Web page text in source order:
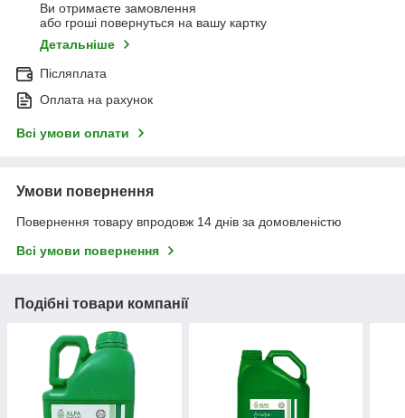
Ви отримаєте замовлення
або гроші повернуться на вашу картку
Детальніше
Післяплата
Оплата на рахунок
Всі умови оплати
Умови повернення
Повернення товару впродовж 14 днів за домовленістю
Всі умови повернення
Подібні товари компанії